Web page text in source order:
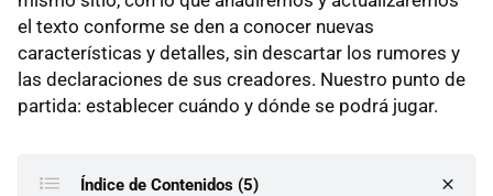
el texto conforme se den a conocer nuevas
características y detalles, sin descartar los rumores y
las declaraciones de sus creadores. Nuestro punto de
partida: establecer cuándo y dónde se podrá jugar.
Índice de Contenidos (5)